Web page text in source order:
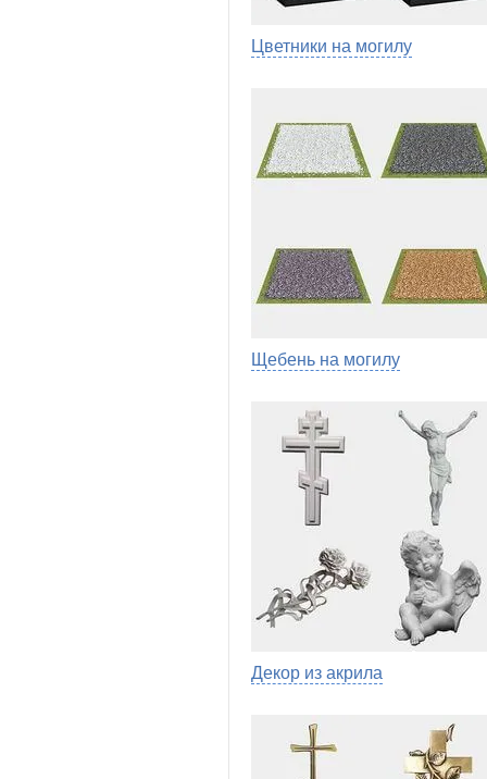
Цветники на могилу
Щебень на могилу
Декор из акрила